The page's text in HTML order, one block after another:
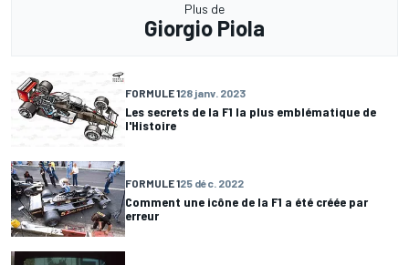
Plus de
Giorgio Piola
FORMULE 128 janv. 2023
Les secrets de la F1 la plus emblématique de
l'Histoire
FORMULE 125 déc. 2022
Comment une icône de la F1 a été créée par
erreur